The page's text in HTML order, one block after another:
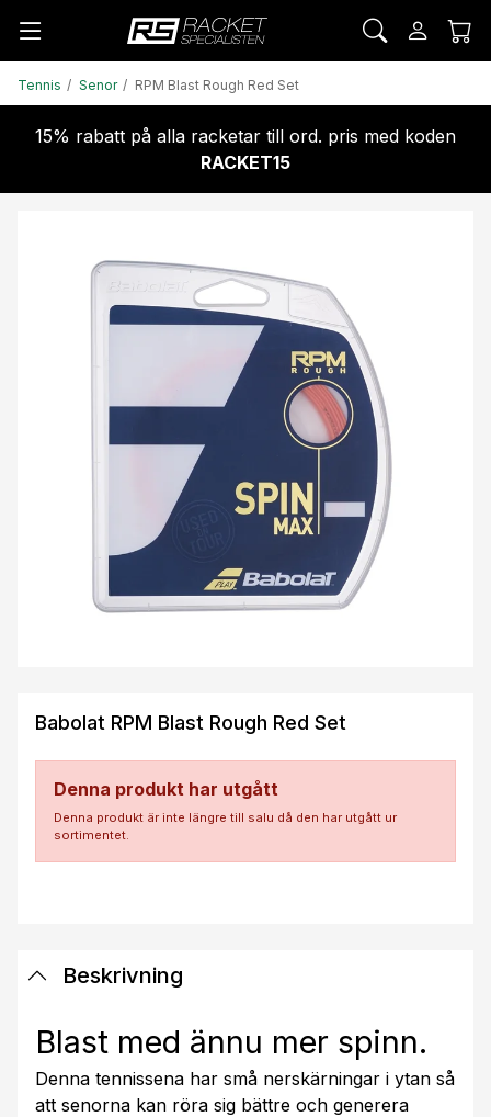
Tennis Senor RPM Blast Rough Red Set
15% rabatt på alla racketar till ord. pris med koden
RACKET15
Babolat RPM Blast Rough Red Set
Denna produkt har utgått
Denna produkt är inte längre till salu då den har utgått ur
sortimentet.
Beskrivning
Blast med ännu mer spinn.
Denna tennissena har små nerskärningar i ytan så
att senorna kan röra sig bättre och generera